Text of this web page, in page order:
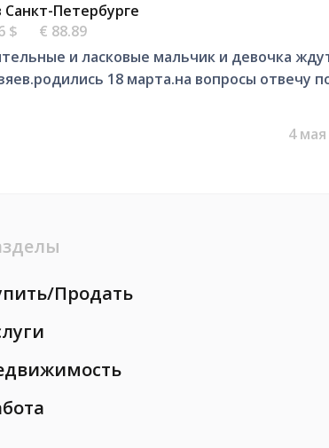
Петербурге
$
€ 88.89
и ласковые мальчик и девочка
18 марта.на вопросы отвечу
4 мая
Продать